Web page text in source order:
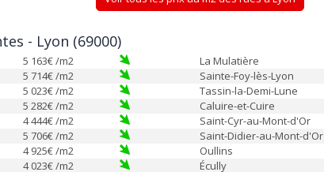
- Lyon (69000)
5 163€ /m2
5 714€ /m2
5 023€ /m2
5 282€ /m2
4 444€ /m2
5 706€ /m2
4 925€ /m2
4 023€ /m2
La Mulatière
Sainte-Foy-lès-Lyon
Tassin-la-Demi-Lune
Caluire-et-Cuire
Saint-Cyr-au-Mont-d'Or
Saint-Didier-au-Mont-d'Or
Oullins
Écully